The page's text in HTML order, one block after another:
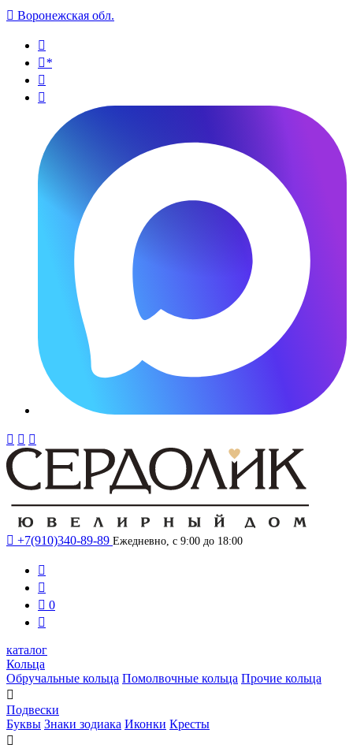
 Воронежская обл.

*


  
 +7(910)340-89-89 Ежедневно, с 9:00 до 18:00


 0

каталог
Кольца
Обручальные кольца Помолвочные кольца Прочие кольца

Подвески
Буквы Знаки зодиака Иконки Кресты
